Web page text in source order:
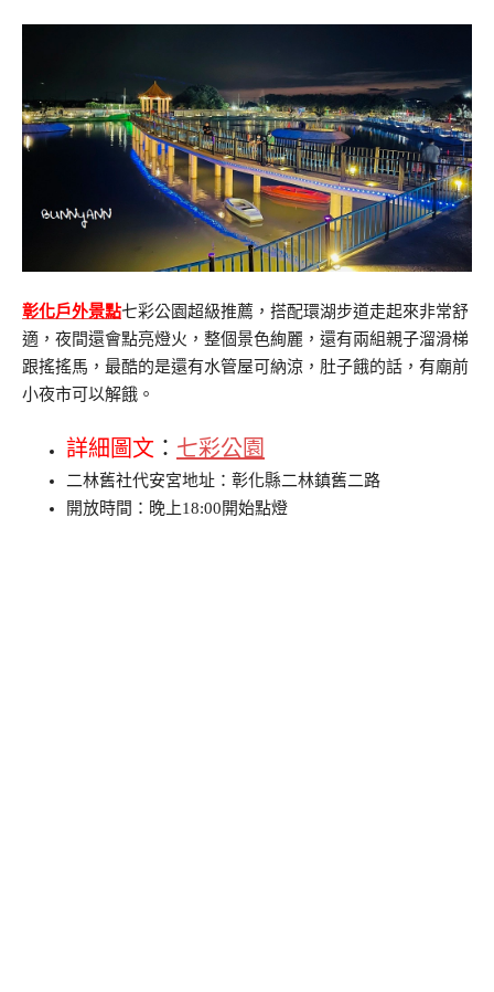
彰化戶外景點七彩公園超級推薦，搭配環湖步道走起來非常舒
適，夜間還會點亮燈火，整個景色絢麗，還有兩組親子溜滑梯
跟搖搖馬，最酷的是還有水管屋可納涼，肚子餓的話，有廟前
小夜市可以解餓。
詳細圖文 ： 七彩公園
二林舊社代安宮地址：彰化縣二林鎮舊二路
開放時間：晚上18:00開始點燈